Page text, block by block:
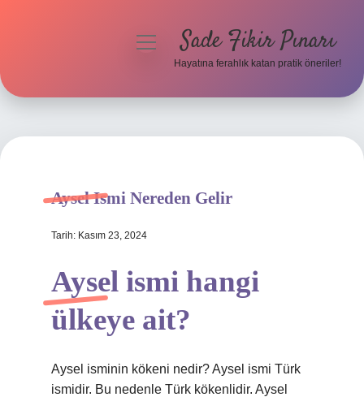
Hakkımızda
menüyüSade Fikir Pınarı
Hayatına ferahlık katan pratik öneriler!
Aysel Ismi Nereden Gelir
Tarih: Kasım 23, 2024
Aysel ismi hangi
ülkeye ait?
Aysel isminin kökeni nedir? Aysel ismi Türk
ismidir. Bu nedenle Türk kökenlidir. Aysel